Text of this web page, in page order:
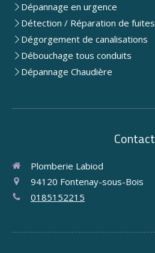
Dépannage en urgence
Détection / Réparation de fuites
Dégorgement de canalisations
Débouchage tous conduits
Dépannage Chaudière
Contact
Plomberie Labiod
94120 Fontenay-sous-Bois
0185152215